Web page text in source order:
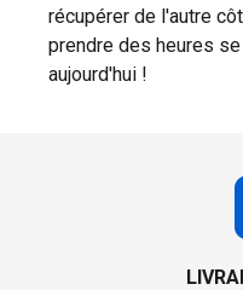
récupérer de l'autre
prendre des heures
aujourd'hui !